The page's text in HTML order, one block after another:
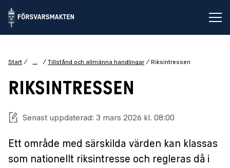
Start ... Tillstånd och allmänna handlingar Riksintressen
RIKSINTRESSEN
Senast uppdaterad: 3 mars 2026 kl. 08:00
Ett område med särskilda värden kan klassas
som nationellt riksintresse och regleras då i